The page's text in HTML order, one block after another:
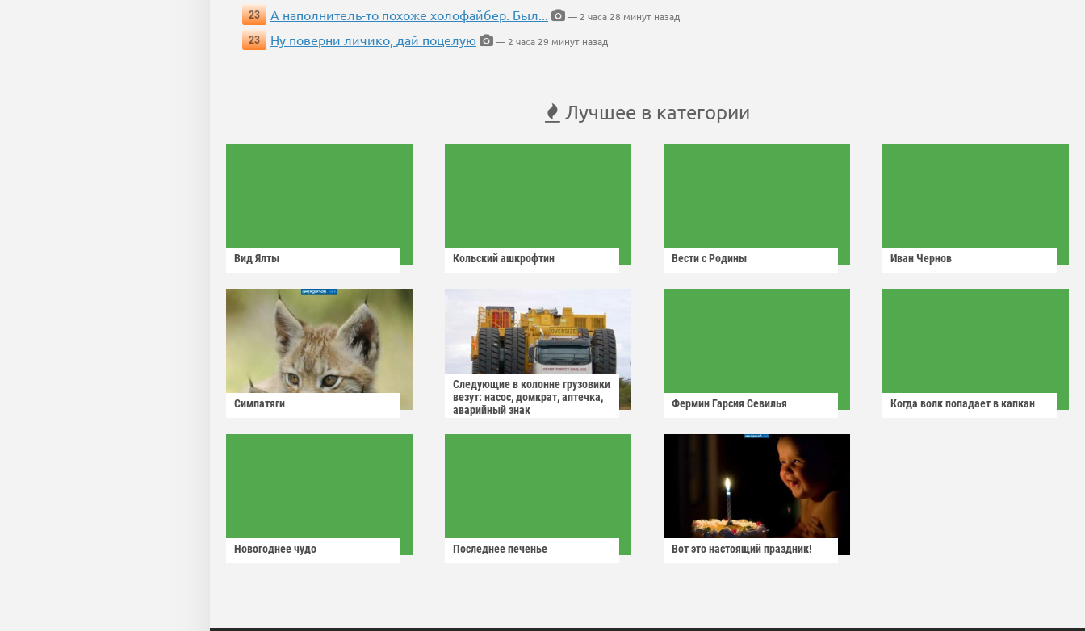
23
А наполнитель-то похоже холофайбер. Был...
— 2 часа 28 минут назад
23
Ну поверни личико, дай поцелую — 2 часа 29 минут назад
Лучшее в категории
Вид Ялты Кольский ашкрофтин Вести с Родины Иван Чернов
Симпатяги
Следующие в колонне грузовики
везут: насос, домкрат, аптечка,
аварийный знак
Фермин Гарсия Севилья Когда волк попадает в капкан
Новогоднее чудо Последнее печенье Вот это настоящий праздник!